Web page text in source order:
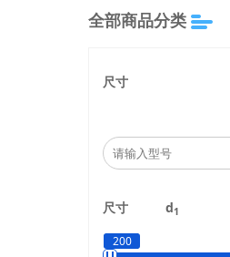
全部商品分类
尺寸
尺寸 d1
200